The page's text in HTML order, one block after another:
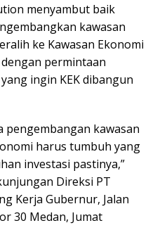
menyambut baik
kawasan
ke Kawasan Ekonomi
dengan permintaan
ingin KEK dibangun
pengembangan kawasan
harus tumbuh yang
investasi pastinya,”
Direksi PT
Kerja Gubernur, Jalan
30 Medan, Jumat